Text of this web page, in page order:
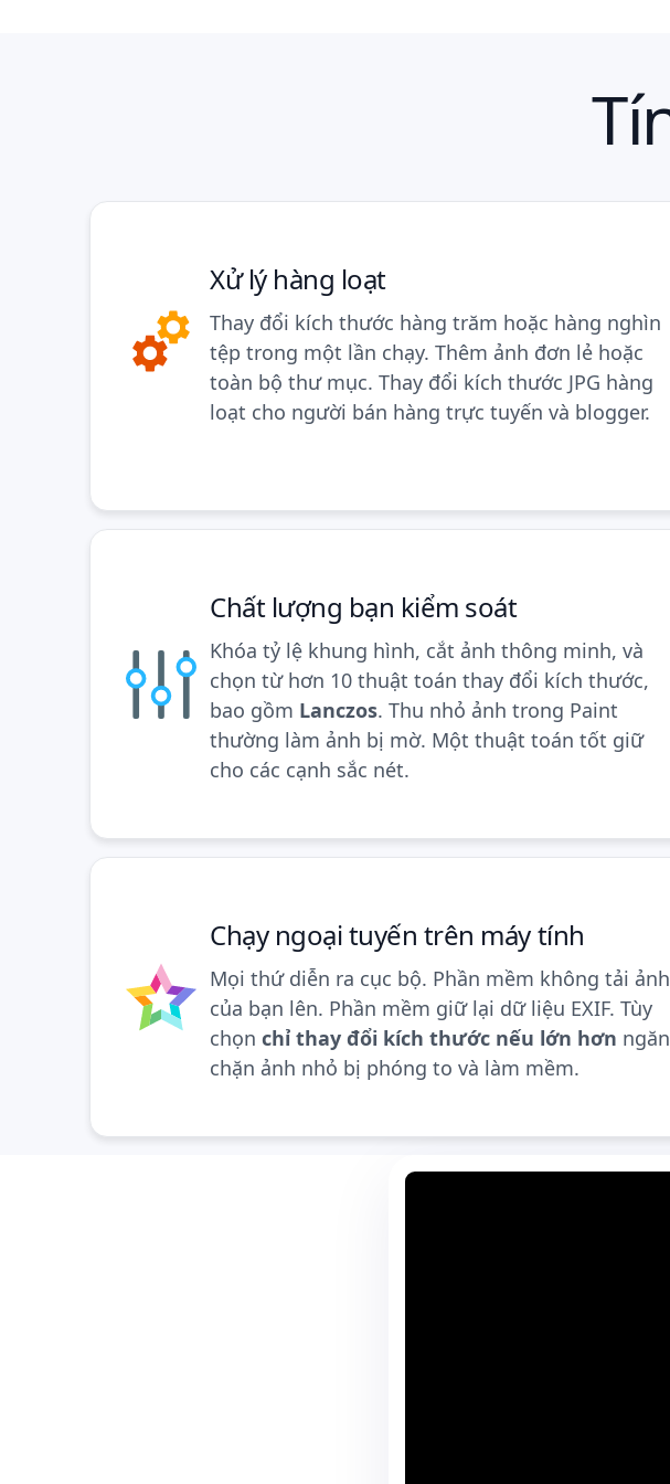
Xử lý hàng loạt
Thay đổi kích thước hàng trăm hoặc hàng nghìn
tệp trong một lần chạy. Thêm ảnh đơn lẻ hoặc
toàn bộ thư mục. Thay đổi kích thước JPG hàng
loạt cho người bán hàng trực tuyến và blogger.
Chất lượng bạn kiểm soát
Khóa tỷ lệ khung hình, cắt ảnh thông minh, và
chọn từ hơn 10 thuật toán thay đổi kích thước,
bao gồm Lanczos. Thu nhỏ ảnh trong Paint
thường làm ảnh bị mờ. Một thuật toán tốt giữ
cho các cạnh sắc nét.
Chạy ngoại tuyến trên máy tính
Mọi thứ diễn ra cục bộ. Phần mềm không tải ảnh
của bạn lên. Phần mềm giữ lại dữ liệu EXIF. Tùy
chọn chỉ thay đổi kích thước nếu lớn hơn ngăn
chặn ảnh nhỏ bị phóng to và làm mềm.